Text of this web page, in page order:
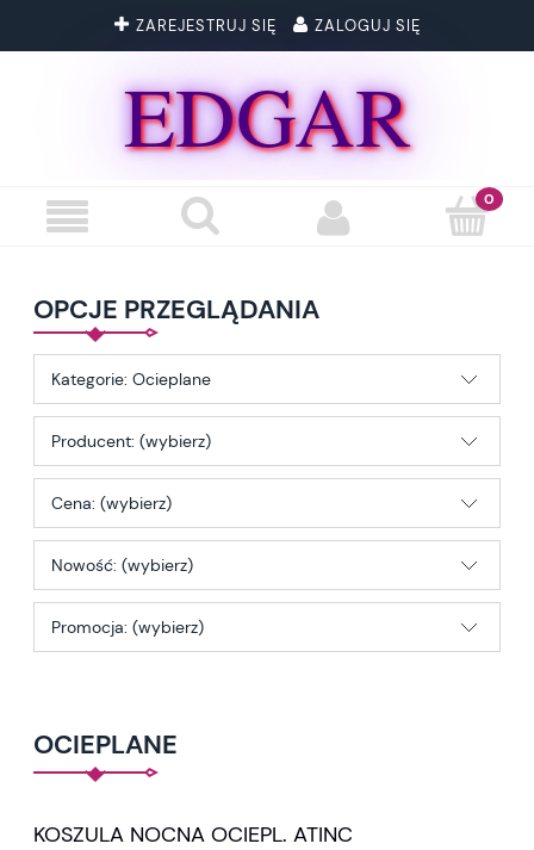
ZAREJESTRUJ SIĘ ZALOGUJ SIĘ
EDGAR
OPCJE PRZEGLĄDANIA
Kategorie: Ocieplane
Producent: (wybierz)
Cena: (wybierz)
Nowość: (wybierz)
Promocja: (wybierz)
OCIEPLANE
KOSZULA NOCNA OCIEPL. ATINC